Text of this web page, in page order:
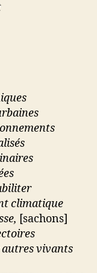
climatique
[sachons]
autres vivants